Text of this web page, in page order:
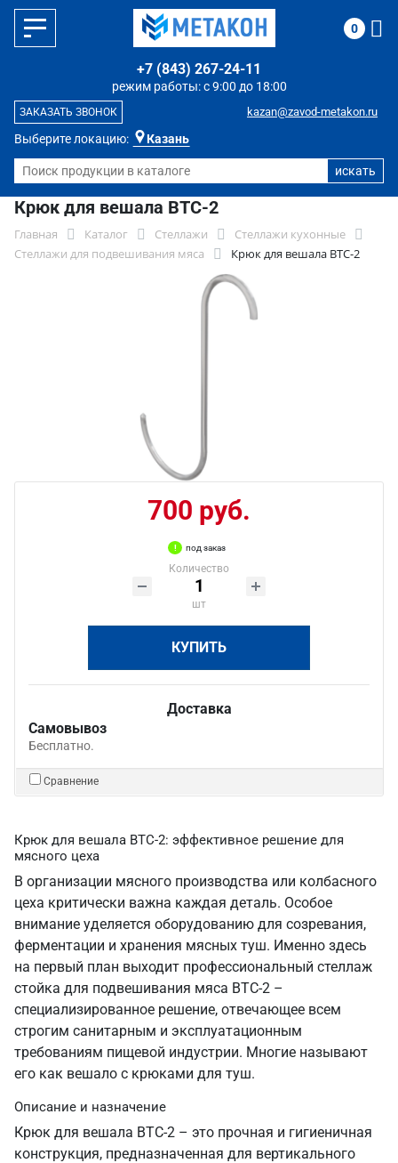
Выберите локацию: Казань
режим работы: с 9:00 до 18:00
+7 (843) 267-24-11
kazan@zavod-metakon.ru
ЗАКАЗАТЬ ЗВОНОК
0
Крюк для вешала ВТС-2
Главная Каталог Стеллажи
Стеллажи кухонные
Стеллажи для подвешивания мяса
Крюк для вешала ВТС-2
700 руб.
под заказ
Количество
шт
КУПИТЬ
Доставка
Самовывоз
Бесплатно.
Сравнение
Крюк для вешала ВТС-2: эффективное решение для
мясного цеха
В организации мясного производства или колбасного
цеха критически важна каждая деталь. Особое
внимание уделяется оборудованию для созревания,
ферментации и хранения мясных туш. Именно здесь
на первый план выходит профессиональный стеллаж
стойка для подвешивания мяса ВТС-2 –
специализированное решение, отвечающее всем
строгим санитарным и эксплуатационным
требованиям пищевой индустрии. Многие называют
его как вешало с крюками для туш.
Описание и назначение
Крюк для вешала ВТС-2 – это прочная и гигиеничная
конструкция, предназначенная для вертикального